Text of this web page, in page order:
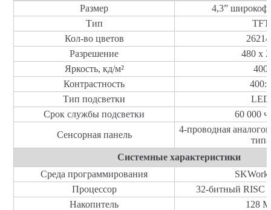
Размер
4,3”
Тип
TFT
Кол-во цветов
Разрешение
480 х
Яркость, кд/м² 400
Контрастность
Тип подсветки
LED
Срок службы подсветки
60 000
Сенсорная панель
4-проводная
типа
Системные характеристики
Среда программирования
Процессор
32-битныйRISC
Накопитель
128